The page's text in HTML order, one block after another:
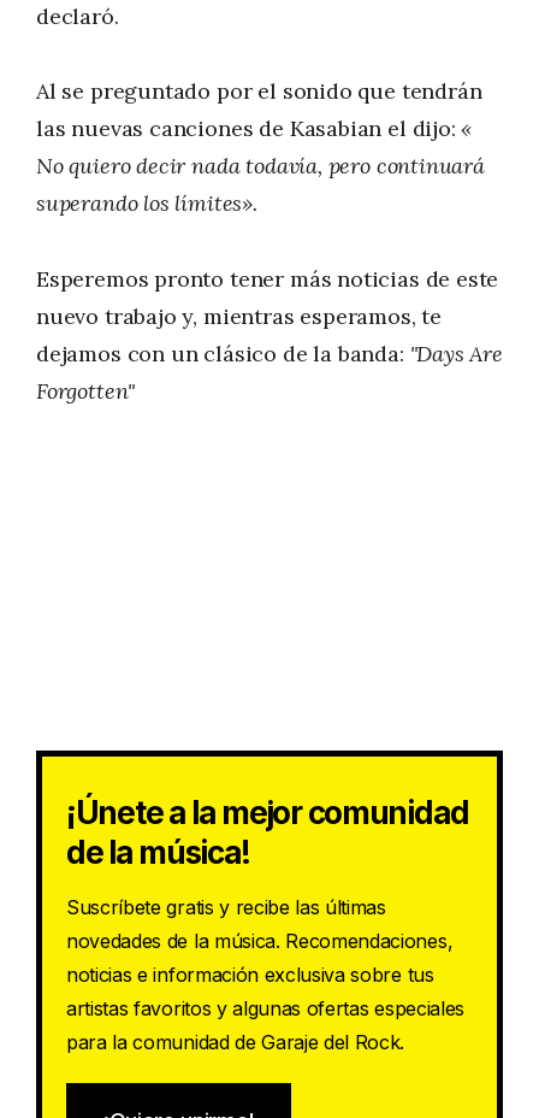
declaró.
Al se preguntado por el sonido que tendrán
las nuevas canciones de Kasabian el dijo:«
No quiero decir nada todavía, pero continuará
superando los límites».
Esperemos pronto tener más noticias de este
nuevo trabajo y, mientras esperamos, te
dejamos con un clásico de la banda: "Days Are
Forgotten"
¡Únete a la mejor comunidad
de la música!
Suscríbete gratis y recibe las últimas
novedades de la música. Recomendaciones,
noticias e información exclusiva sobre tus
artistas favoritos y algunas ofertas especiales
para la comunidad de Garaje del Rock.